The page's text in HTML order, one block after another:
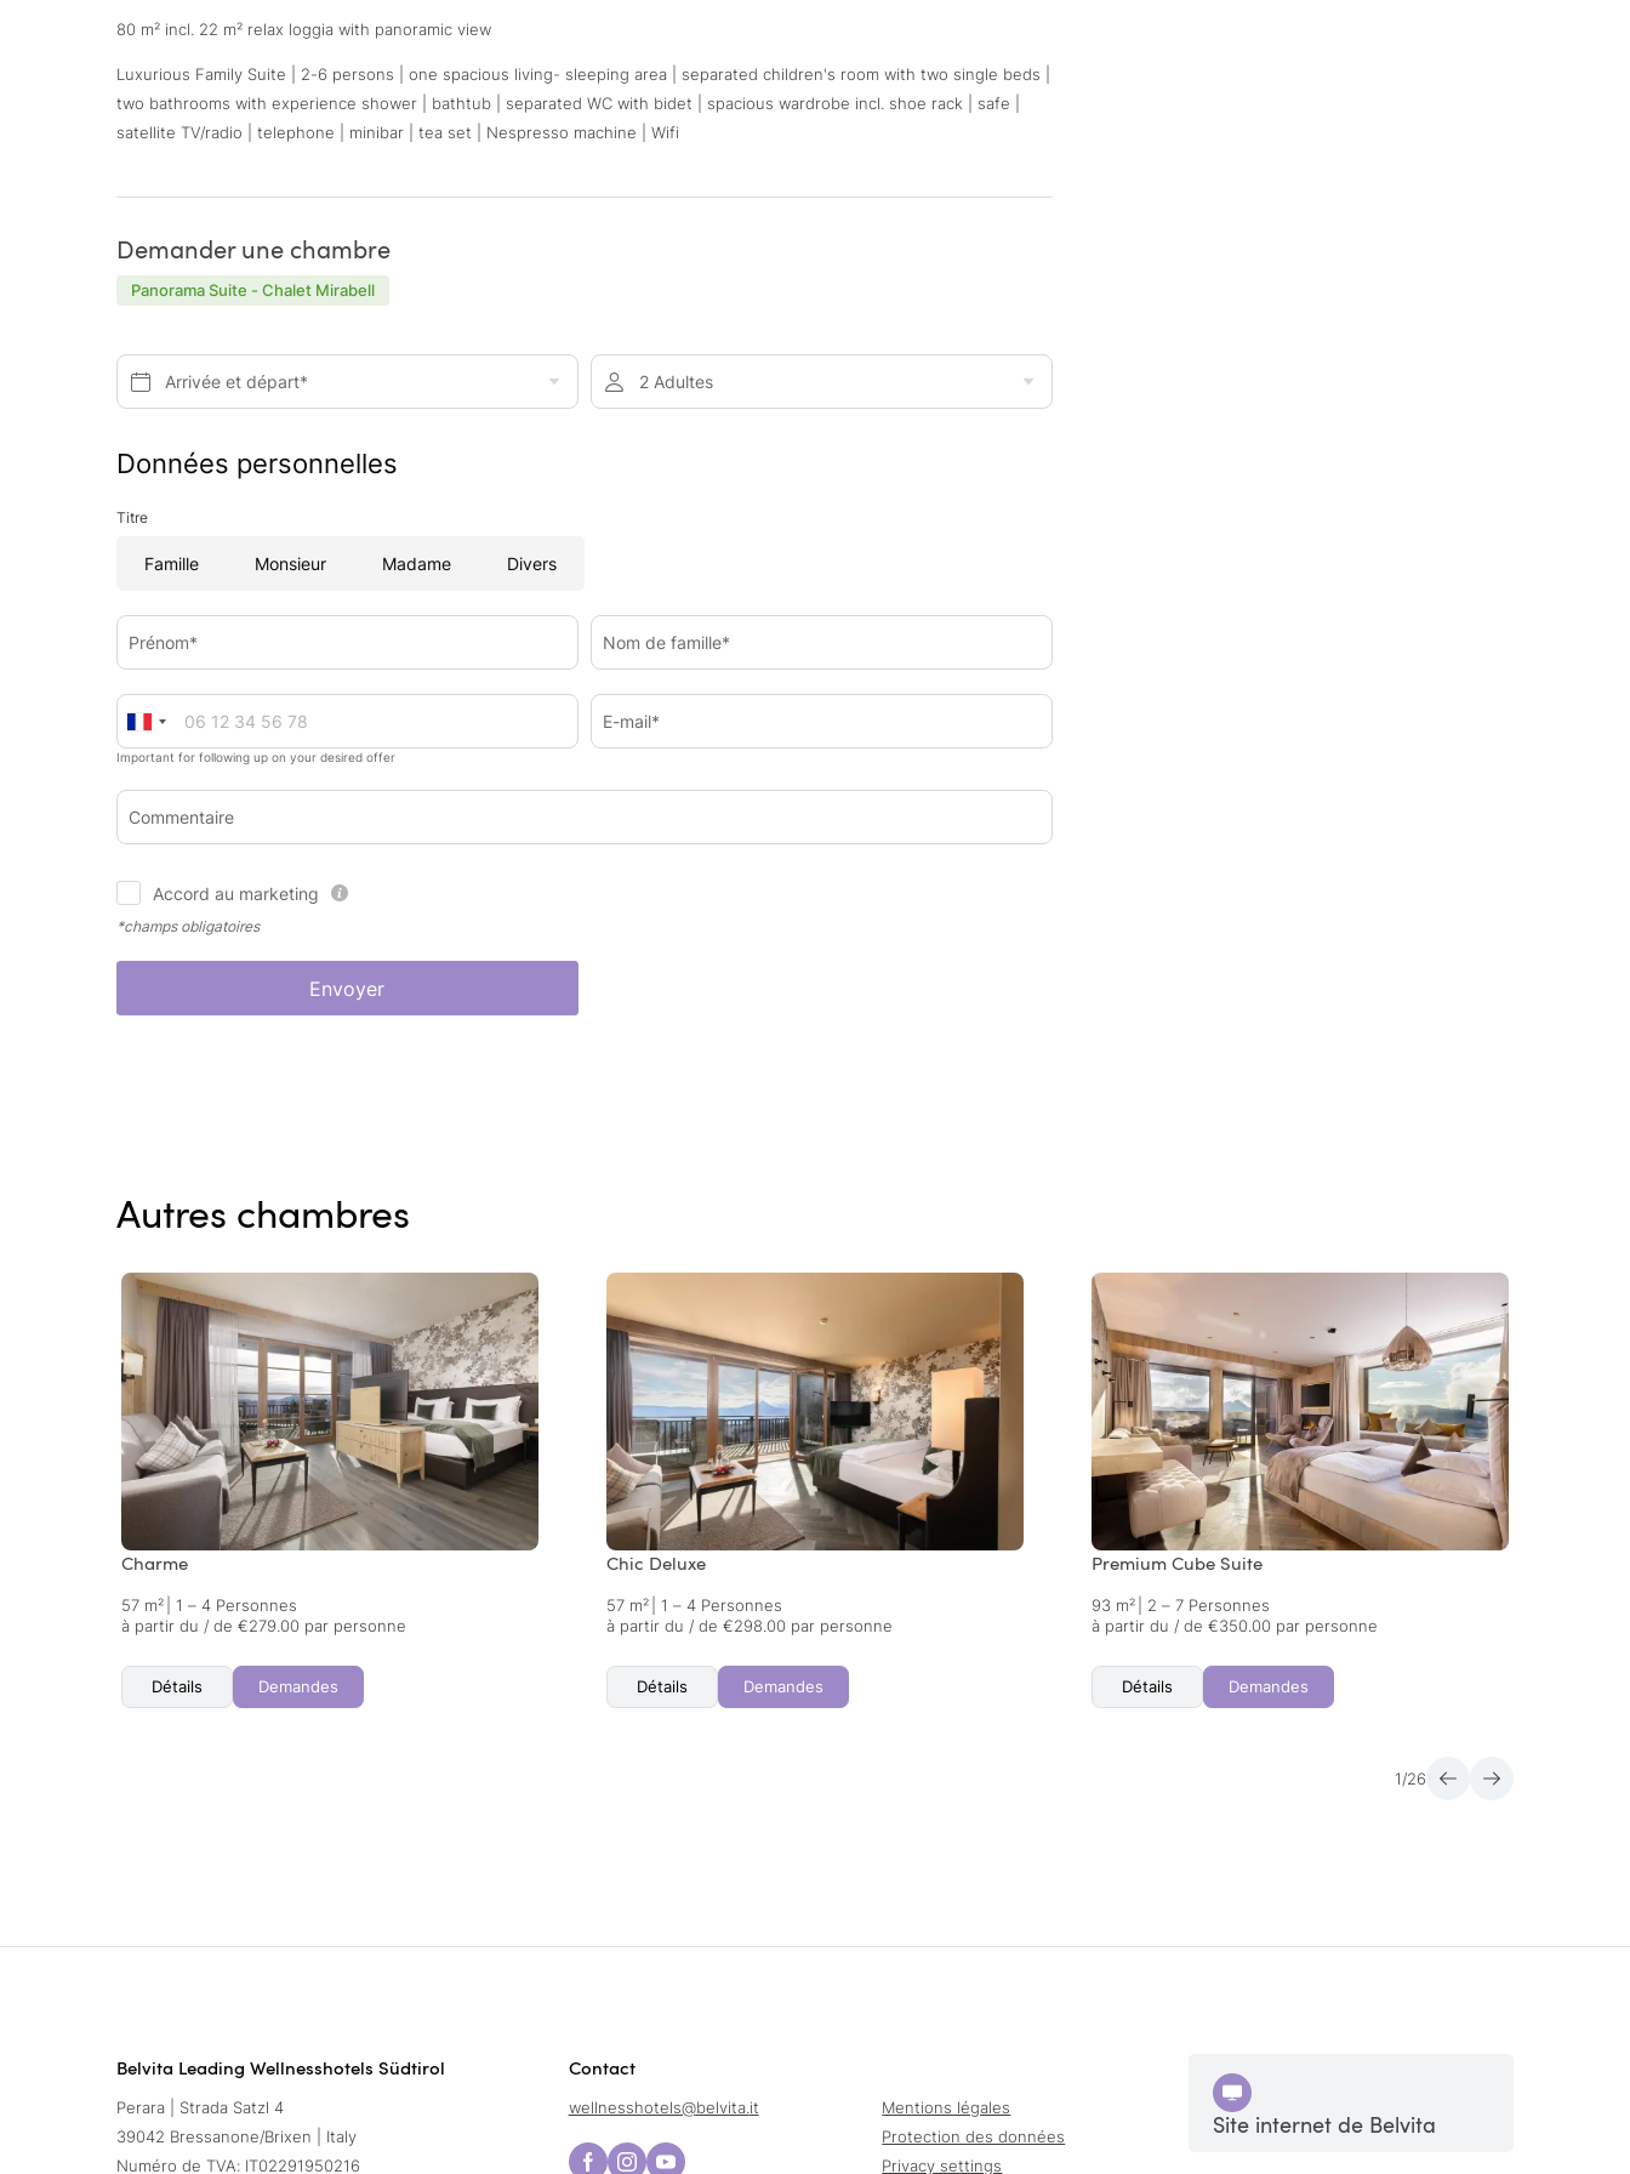
80 m² incl. 22 m² relax loggia with panoramic view
Luxurious Family Suite | 2-6 persons | one spacious living- sleeping area | separated children's room with two single beds |
two bathrooms with experience shower | bathtub | separated WC with bidet | spacious wardrobe incl. shoe rack | safe |
satellite TV/radio | telephone | minibar | tea set | Nespresso machine | Wifi
Demander une chambre
Panorama Suite - Chalet Mirabell
Arrivée et départ* 2 Adultes
Données personnelles
Titre
Famille Monsieur Madame Divers
Prénom* Nom de famille*
Important for following up on your desired offer
E-mail*
Commentaire
Accord au marketing
*champs obligatoires
Envoyer
Autres chambres
Charme
57 m²
1 – 4 Personnes
à partir du / de €279.00 par personne
Détails Demandes
Chic Deluxe
57 m²
1 – 4 Personnes
à partir du / de €298.00 par personne
Détails Demandes
Premium Cube Suite
93 m²
2 – 7 Personnes
à partir du / de €350.00 par personne
Détails Demandes
1 /26
Belvita Leading Wellnesshotels Südtirol
Perara | Strada Satzl 4
39042 Bressanone/Brixen | Italy
Numéro de TVA: IT02291950216
Contact
wellnesshotels@belvita.it
Mentions légales
Protection des données
Privacy settings
Site internet de Belvita